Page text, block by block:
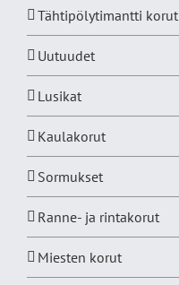
Tähtipölytimantti korut
Uutuudet
Lusikat
Kaulakorut
Sormukset
Ranne- ja rintakorut
Miesten korut